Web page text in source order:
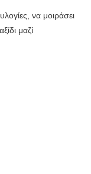
να μοιράσει
μαζί